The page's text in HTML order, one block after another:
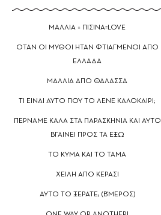
ΜΑΛΛΙΑ + ΠΙΣΙΝΑ=LOVE
ΟΤΑΝ ΟΙ ΜΥΘΟΙ ΗΤΑΝ ΦΤΙΑΓΜΕΝΟΙ ΑΠΟ
ΕΛΛΑΔΑ
ΜΑΛΛΙΑ ΑΠΟ ΘΑΛΑΣΣΑ
TΙ ΕΙΝΑΙ ΑΥΤΟ ΠΟΥ ΤΟ ΛΕΝΕ ΚΑΛΟΚΑΙΡΙ;
ΠΕΡΝΑΜΕ ΚΑΛΑ ΣΤΑ ΠΑΡΑΣΚΗΝΙΑ ΚΑΙ ΑΥΤΟ
ΒΓΑΙΝΕΙ ΠΡΟΣ ΤΑ ΕΞΩ
TO ΚΥΜΑ ΚΑΙ ΤΟ ΤΑΜΑ
ΧΕΙΛΗ ΑΠΟ ΚΕΡΑΣΙ
ΑΥΤΟ ΤΟ ΞΕΡΑΤΕ; (Β'ΜΕΡΟΣ)